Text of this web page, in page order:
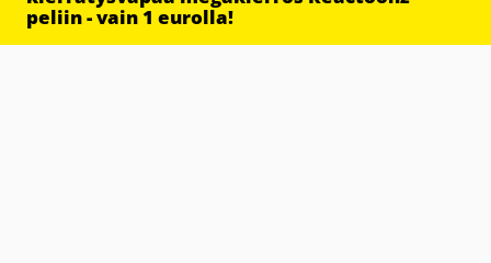
peliin - vain 1 eurolla!